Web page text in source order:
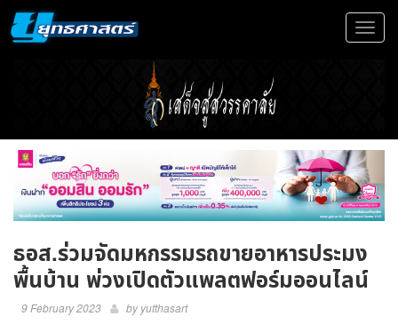
Toggle
ธอส.ร่วมจัดมหกรรมรถขายอาหารประมง
พื้นบ้าน พ่วงเปิดตัวแพลตฟอร์มออนไลน์
9 February 2023 by yutthasart